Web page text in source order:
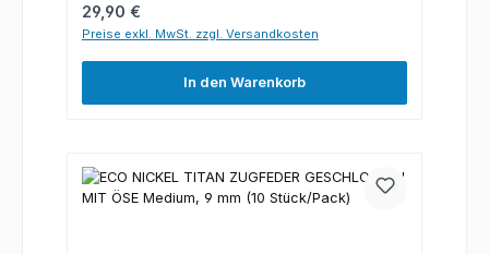
Regulärer Preis:
29,90 €
Preise exkl. MwSt. zzgl. Versandkosten
In den Warenkorb